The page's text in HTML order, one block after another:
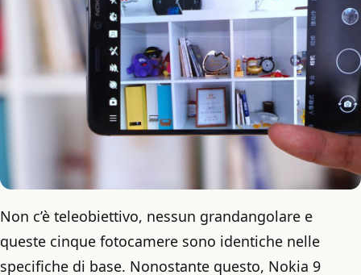
Non c’è teleobiettivo, nessun grandangolare e
queste cinque fotocamere sono identiche nelle
specifiche di base. Nonostante questo, Nokia 9